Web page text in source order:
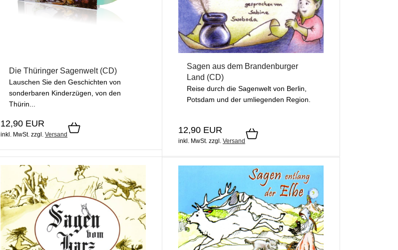
Die Thüringer Sagenwelt (CD)
Lauschen Sie den Geschichten von
sonderbaren Kinderzügen, von den
Thürin...
12,90 EUR
inkl. MwSt. zzgl. Versand
Sagen aus dem Brandenburger
Land (CD)
Reise durch die Sagenwelt von Berlin,
Potsdam und der umliegenden Region.
12,90 EUR
inkl. MwSt. zzgl. Versand